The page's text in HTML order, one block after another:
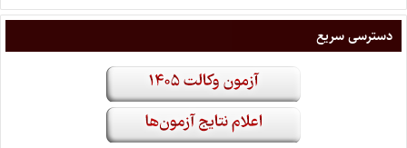
دسترسی سریع